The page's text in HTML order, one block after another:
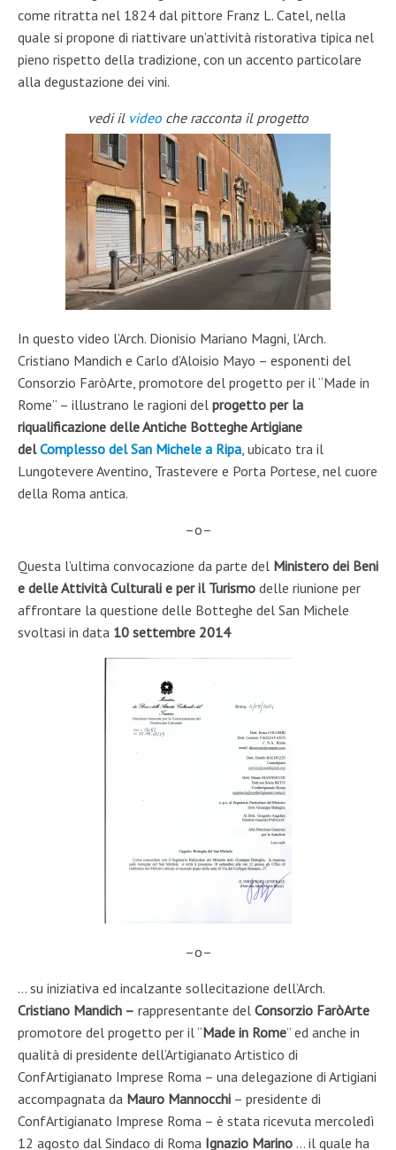
come ritratta nel 1824 dal pittore Franz L. Catel, nella
quale si propone di riattivare un’attività ristorativa tipica nel
pieno rispetto della tradizione, con un accento particolare
alla degustazione dei vini.
vedi ilvideo che racconta il progetto
In questo video l’Arch. Dionisio Mariano Magni, l’Arch.
Cristiano Mandich e Carlo d’Aloisio Mayo – esponenti del
Consorzio FaròArte, promotore del progetto per il “Made in
Rome” – illustrano le ragioni del progetto per la
riqualificazione delle Antiche Botteghe Artigiane
delComplesso del San Michele a Ripa, ubicato tra il
Lungotevere Aventino, Trastevere e Porta Portese, nel cuore
della Roma antica.
–o–
Questa l’ultima convocazione da parte del Ministero dei Beni
e delle Attività Culturali e per il Turismo delle riunione per
affrontare la questione delle Botteghe del San Michele
svoltasi in data 10 settembre 2014
–o–
… su iniziativa ed incalzante sollecitazione dell’Arch.
Cristiano Mandich – rappresentante del Consorzio FaròArte
promotore del progetto per il “Made in Rome” ed anche in
qualità di presidente dell’Artigianato Artistico di
ConfArtigianato Imprese Roma – una delegazione di Artigiani
accompagnata da Mauro Mannocchi – presidente di
ConfArtigianato Imprese Roma – è stata ricevuta mercoledì
12 agosto dal Sindaco di Roma Ignazio Marino … il quale ha